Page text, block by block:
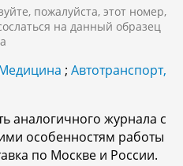
пожалуйста, этот номер,
на данный образец
; Автотранспорт,
аналогичного журнала с
особенностям работы
по Москве и России.